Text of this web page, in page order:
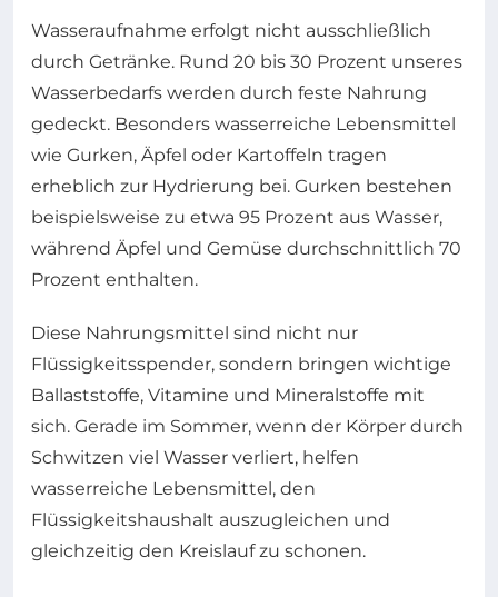
Wasseraufnahme erfolgt nicht ausschließlich
durch Getränke. Rund 20 bis 30 Prozent unseres
Wasserbedarfs werden durch feste Nahrung
gedeckt. Besonders wasserreiche Lebensmittel
wie Gurken, Äpfel oder Kartoffeln tragen
erheblich zur Hydrierung bei. Gurken bestehen
beispielsweise zu etwa 95 Prozent aus Wasser,
während Äpfel und Gemüse durchschnittlich 70
Prozent enthalten.
Diese Nahrungsmittel sind nicht nur
Flüssigkeitsspender, sondern bringen wichtige
Ballaststoffe, Vitamine und Mineralstoffe mit
sich. Gerade im Sommer, wenn der Körper durch
Schwitzen viel Wasser verliert, helfen
wasserreiche Lebensmittel, den
Flüssigkeitshaushalt auszugleichen und
gleichzeitig den Kreislauf zu schonen.